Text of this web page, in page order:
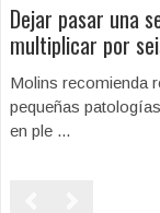
Dejar pasar una
multiplicar por
Molins recomienda
pequeñas
en ple ...